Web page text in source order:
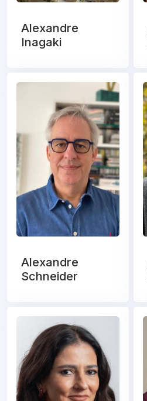
Alexandre
Inagaki
Alexandre
Schneider